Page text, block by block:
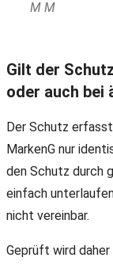
M M
Gilt der
oder auch bei
Der Schutz
MarkenG nur
den Schutz durch
einfach
nicht vereinbar.
Geprüft wird